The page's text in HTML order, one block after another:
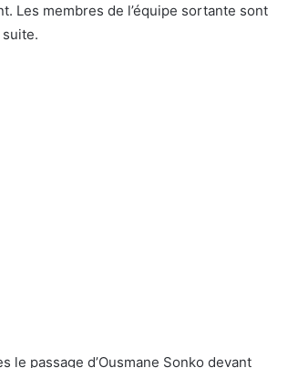
Les membres de l’équipe sortante sont
passage d’Ousmane Sonko devant